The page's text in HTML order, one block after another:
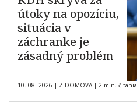
útoky na opozíciu,
situácia v
záchranke je
zásadný problém
10. 08. 2026 | Z DOMOVA | 2 min. čítania